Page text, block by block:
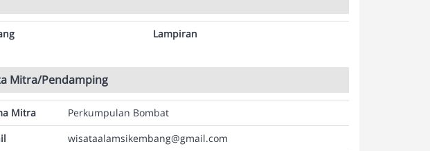
Lampiran
Mitra/Pendamping
Mitra
Perkumpulan Bombat
wisataalamsikembang@gmail.com